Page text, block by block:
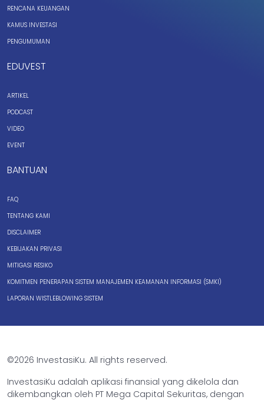
RENCANA KEUANGAN
KAMUS INVESTASI
PENGUMUMAN
EDUVEST
ARTIKEL
PODCAST
VIDEO
EVENT
BANTUAN
FAQ
TENTANG KAMI
DISCLAIMER
KEBIJAKAN PRIVASI
MITIGASI RESIKO
KOMITMEN PENERAPAN SISTEM MANAJEMEN KEAMANAN INFORMASI (SMKI)
LAPORAN WISTLEBLOWING SISTEM
©2026 InvestasiKu. All rights reserved.
InvestasiKu adalah aplikasi finansial yang dikelola dan
dikembangkan oleh PT Mega Capital Sekuritas, dengan